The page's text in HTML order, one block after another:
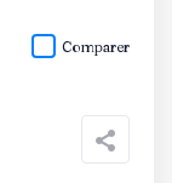
Comparer